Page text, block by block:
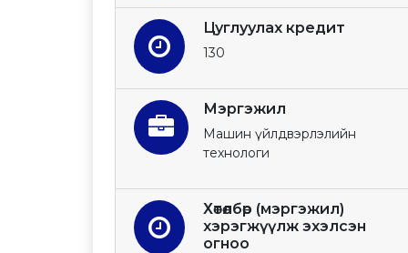
Цуглуулах кредит
130
Мэргэжил
Машин үйлдвэрлэлийн
технологи
Хөтөлбөр (мэргэжил)
хэрэгжүүлж эхэлсэн
огноо